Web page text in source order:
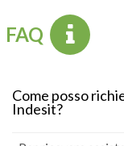
FAQ
Come posso
Indesit?